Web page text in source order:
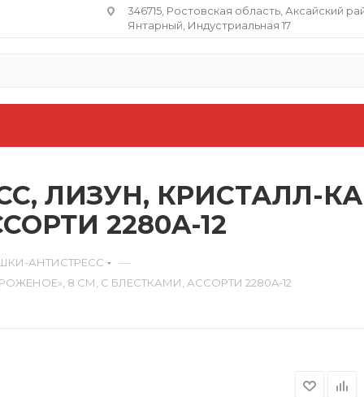
346715, Ростовская область​, Аксайский
Янтарный, Индустриальная 17
ЛИЗУН, КРИСТАЛЛ-
2280A-12
АНТИСТРЕСС —
8 СМ, С БЛЕСТКАМИ, АССОРТИ 2280A-12